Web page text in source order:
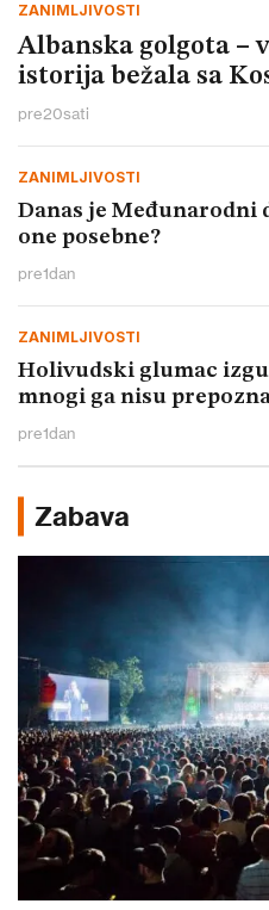
ZANIMLJIVOSTI
Albanska golgota –
istorija bežala sa
pre20sati
ZANIMLJIVOSTI
Danas je Međunarodni
one posebne?
pre1dan
ZANIMLJIVOSTI
Holivudski glumac
mnogi ga nisu
pre1dan
Zabava